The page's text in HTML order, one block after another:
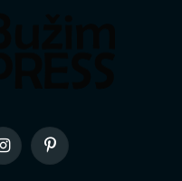
InstagramPinterest